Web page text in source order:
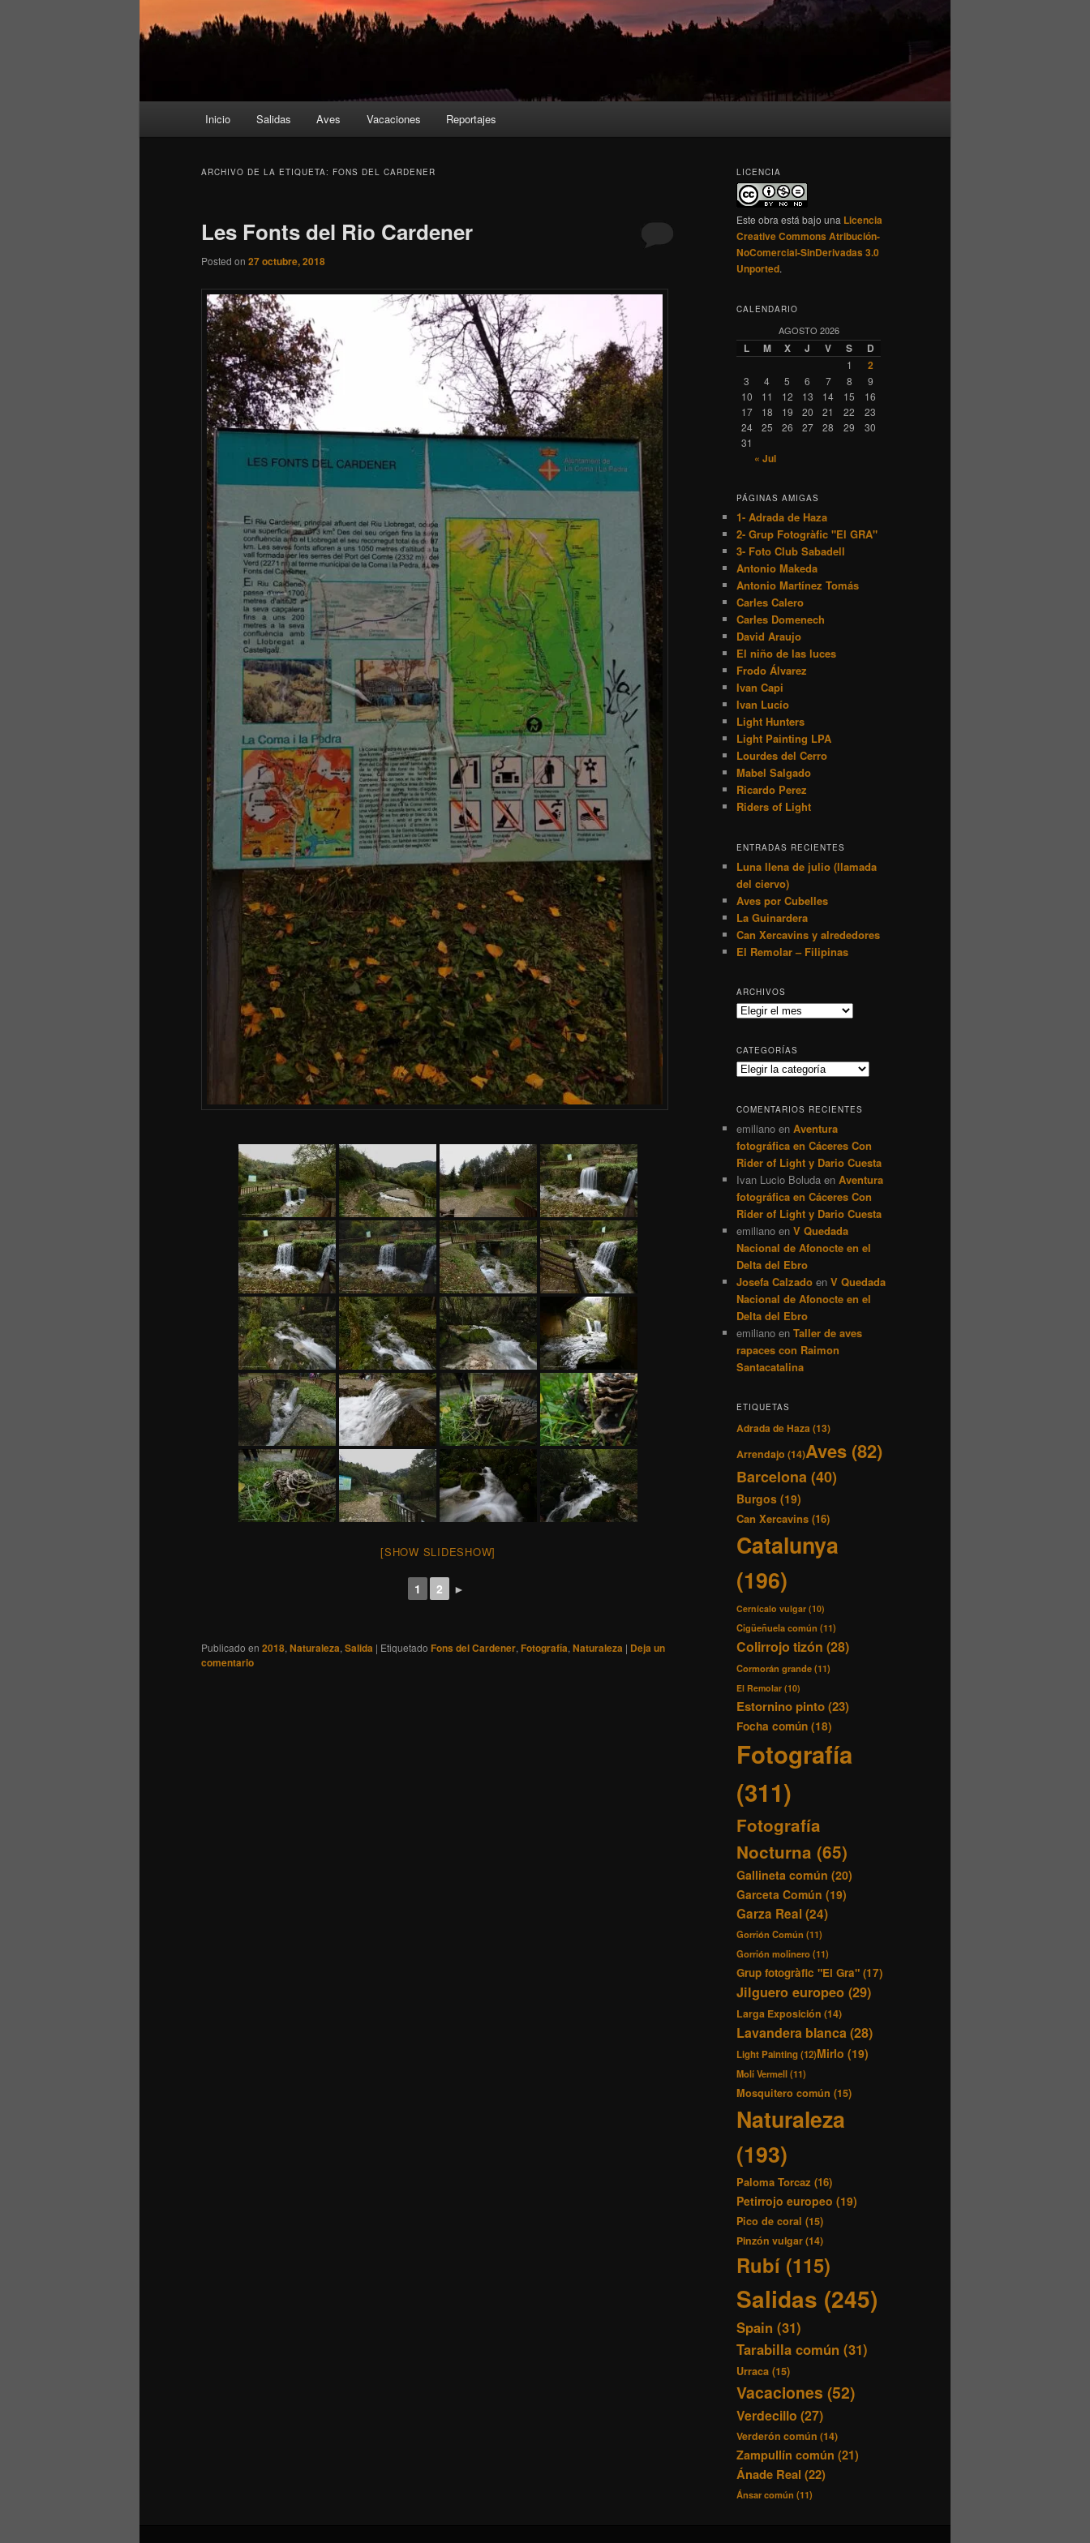
Inicio Salidas Aves Vacaciones Reportajes
ARCHIVO DE LA ETIQUETA: FONS DEL CARDENER
Les Fonts del Rio Cardener
Posted on 27 octubre, 2018
[SHOW SLIDESHOW]
1 2 ►
Publicado en 2018, Naturaleza, Salida | Etiquetado Fons del Cardener, Fotografía, Naturaleza | Deja un
comentario
LICENCIA
Este obra está bajo una Licencia
Creative Commons Atribución-
NoComercial-SinDerivadas 3.0
Unported.
CALENDARIO
AGOSTO 2026
L M X J V S D
1 2
3 4 5 6 7 8
9
10
11 12 13 14 15
16
17
18 19 20 21 22
23
24
25 26 27 28 29
30
31
« Jul
PÁGINAS AMIGAS
1- Adrada de Haza
2- Grup Fotogràfic "El GRA"
3- Foto Club Sabadell
Antonio Makeda
Antonio Martínez Tomás
Carles Calero
Carles Domenech
David Araujo
El niño de las luces
Frodo Álvarez
Ivan Capi
Ivan Lucío
Light Hunters
Light Painting LPA
Lourdes del Cerro
Mabel Salgado
Ricardo Perez
Riders of Light
ENTRADAS RECIENTES
Luna llena de julio (llamada
del ciervo)
Aves por Cubelles
La Guinardera
Can Xercavins y alrededores
El Remolar – Filipinas
ARCHIVOS
Archivos
CATEGORÍAS
Categorías
COMENTARIOS RECIENTES
emiliano en Aventura
fotográfica en Cáceres Con
Rider of Light y Dario Cuesta
Ivan Lucio Boluda en Aventura
fotográfica en Cáceres Con
Rider of Light y Dario Cuesta
emiliano en V Quedada
Nacional de Afonocte en el
Delta del Ebro
Josefa Calzado en V Quedada
Nacional de Afonocte en el
Delta del Ebro
emiliano en Taller de aves
rapaces con Raimon
Santacatalina
ETIQUETAS
Adrada de Haza (13)
Arrendajo (14)Aves (82)
Barcelona(40)
Burgos (19)
Can Xercavins (16)
Catalunya
(196)
Cernícalo vulgar (10)
Cigüeñuela común (11)
Colirrojo tizón (28)
Cormorán grande(11)
El Remolar (10)
Estornino pinto(23)
Focha común (18)
Fotografía
(311)
Fotografía
Nocturna (65)
Gallineta común (20)
Garceta Común (19)
Garza Real(24)
Gorrión Común (11)
Gorrión molinero(11)
Grup fotogràfic "El Gra" (17)
Jilguero europeo (29)
Larga Exposición (14)
Lavandera blanca(28)
Light Painting(12)Mirlo (19)
Molí Vermell(11)
Mosquitero común (15)
Naturaleza
(193)
Paloma Torcaz (16)
Petirrojo europeo (19)
Pico de coral (15)
Pinzón vulgar(14)
Rubí (115)
Salidas (245)
Spain (31)
Tarabilla común (31)
Urraca (15)
Vacaciones (52)
Verdecillo (27)
Verderón común (14)
Zampullín común (21)
Ánade Real (22)
Ánsar común (11)